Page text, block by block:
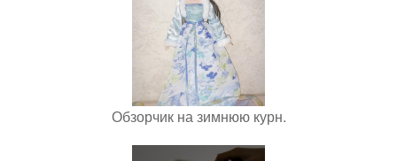
Обзорчик на зимнюю курн.